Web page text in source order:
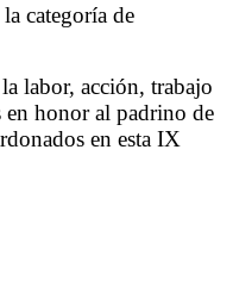
categoría de
labor, acción, trabajo
en honor al padrino de
en esta IX